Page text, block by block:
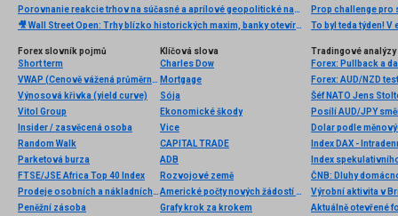
Porovnanie reakcie trhov na súčasné a aprílové geopolitické napätie
🎥 Wall Street Open: Trhy blízko historických maxim, banky otevírají výsledkovou sezónu
Prop challenge pro
Forex slovník pojmů
Short term
VWAP (Cenově vážená průměrná cena)
Výnosová křivka (yield curve)
Vitol Group
Insider / zasvěcená osoba
Random Walk
Parketová burza
FTSE/JSE Africa Top 40 Index
Prodeje osobních a nákladních automobilů
Peněžní zásoba
Klíčová slova
Charles Dow
Mortgage
Sója
Ekonomické škody
Vice
CAPITAL TRADE
ADB
Rozvojové země
Americké počty nových žádostí o podporu v nezaměstnanosti
Grafy krok za krokem
Tradingové analýzy
Forex: Pullback a
Forex: AUD/NZD
Posílí AUD/JPY
Dolar podle
Index DAX -
Index
ČNB: Dluhy
Výrobní aktivita v
Aktuálně otevřené